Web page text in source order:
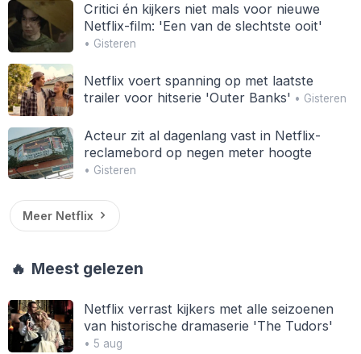
Critici én kijkers niet mals voor nieuwe
Netflix-film: 'Een van de slechtste ooit'
• Gisteren
Netflix voert spanning op met laatste
trailer voor hitserie 'Outer Banks' • Gisteren
Acteur zit al dagenlang vast in Netflix-
reclamebord op negen meter hoogte
• Gisteren
Meer Netflix
🔥 Meest gelezen
Netflix verrast kijkers met alle seizoenen
van historische dramaserie 'The Tudors'
• 5 aug